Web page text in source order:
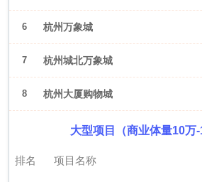
6 杭州万象城
7 杭州城北万象城
8 杭州大厦购物城
大型项目（商业体量10万-
排名 项目名称